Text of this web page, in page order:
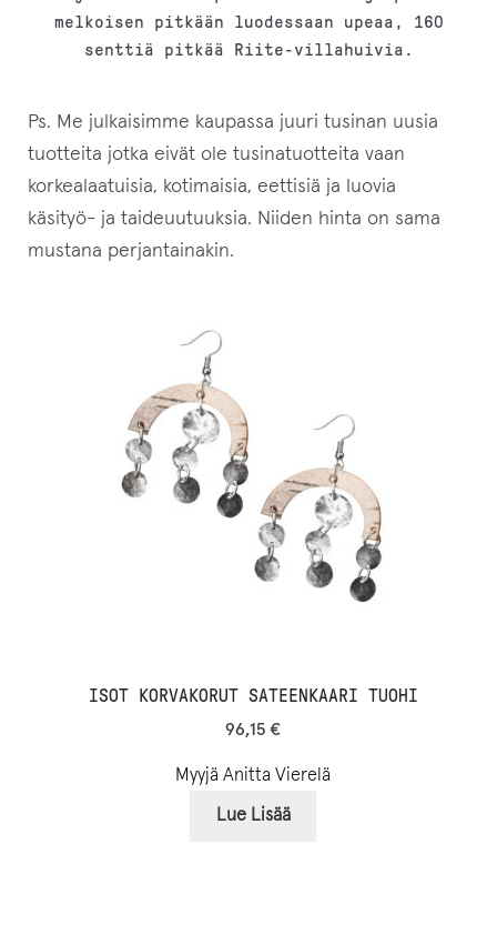
melkoisen pitkään luodessaan upeaa, 160
senttiä pitkää Riite-villahuivia.
Ps. Me julkaisimme kaupassa juuri tusinan uusia
tuotteita jotka eivät ole tusinatuotteita vaan
korkealaatuisia, kotimaisia, eettisiä ja luovia
käsityö- ja taideuutuuksia. Niiden hinta on sama
mustana perjantainakin.
ISOT KORVAKORUT SATEENKAARI TUOHI
96,15 €
Myyjä Anitta Vierelä
Lue Lisää